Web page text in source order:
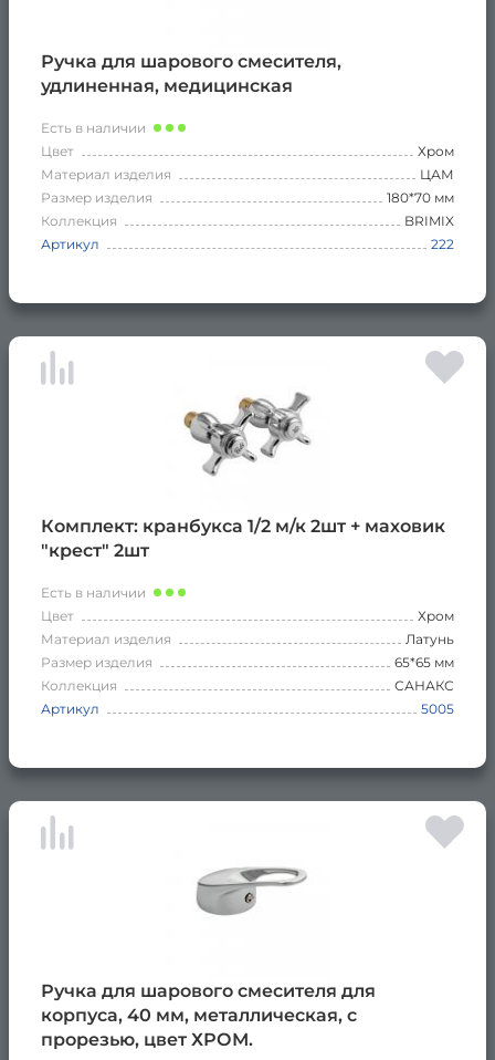
Ручка для шарового смесителя,
удлиненная, медицинская
Есть в наличии
Цвет
Хром
Материал изделия
ЦАМ
Размер изделия
180*70 мм
Коллекция
BRIMIX
Артикул
222
Комплект: кранбукса 1/2 м/к 2шт + маховик
"крест" 2шт
Есть в наличии
Цвет
Хром
Материал изделия
Латунь
Размер изделия
65*65 мм
Коллекция
САНАКС
Артикул
5005
Ручка для шарового смесителя для
корпуса, 40 мм, металлическая, с
прорезью, цвет ХРОМ.